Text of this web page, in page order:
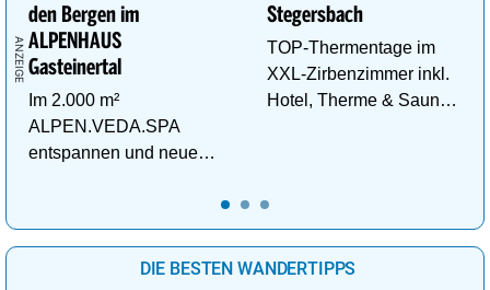
den Bergen im
ALPENHAUS
Gasteinertal
Im 2.000 m²
ALPEN.VEDA.SPA
entspannen und neue
Stegersbach
TOP-Thermentage im
XXL-Zirbenzimmer inkl.
Hotel, Therme & Sauna
DIE BESTEN WANDERTIPPS